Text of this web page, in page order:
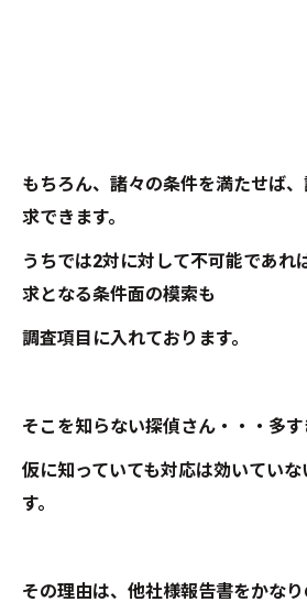
もちろん、諸々の条件を満たせば
求できます。
うちでは2対に対して不可能であれ
求となる条件面の模索も
調査項目に入れております。
そこを知らない探偵さん・・・多
仮に知っていても対応は効いてい
す。
その理由は、他社様報告書をかな